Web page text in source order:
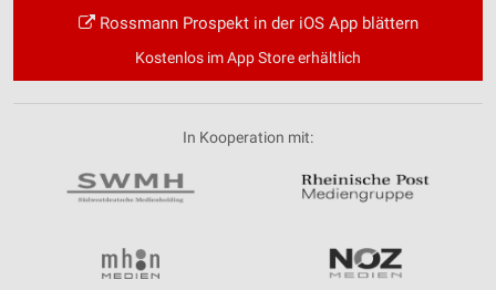
Rossmann Prospekt in der iOS App blättern
Kostenlos im App Store erhältlich
In Kooperation mit: